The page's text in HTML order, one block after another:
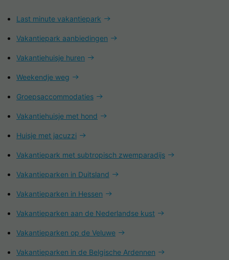
Last minute vakantiepark
Vakantiepark aanbiedingen
Vakantiehuisje huren
Weekendje weg
Groepsaccommodaties
Vakantiehuisje met hond
Huisje met jacuzzi
Vakantiepark met subtropisch zwemparadijs
Vakantieparken in Duitsland
Vakantieparken in Hessen
Vakantieparken aan de Nederlandse kust
Vakantieparken op de Veluwe
Vakantieparken in de Belgische Ardennen